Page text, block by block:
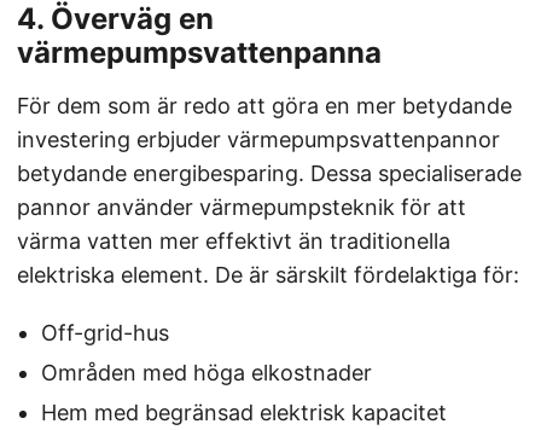
4. Överväg en
värmepumpsvattenpanna
För dem som är redo att göra en mer betydande
investering erbjuder värmepumpsvattenpannor
betydande energibesparing. Dessa specialiserade
pannor använder värmepumpsteknik för att
värma vatten mer effektivt än traditionella
elektriska element. De är särskilt fördelaktiga för:
Off-grid-hus
Områden med höga elkostnader
Hem med begränsad elektrisk kapacitet